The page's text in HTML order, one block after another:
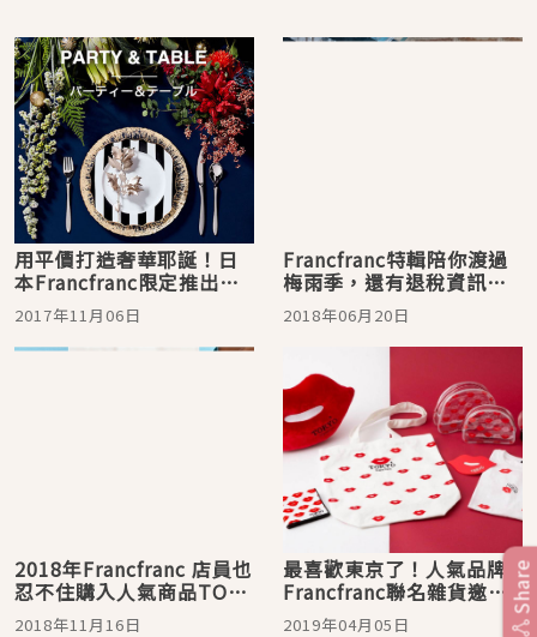
用平價打造奢華耶誕！日
本Francfranc限定推出聖
誕全系列
2017年11月06日
Francfranc特輯陪你渡過
梅雨季，還有退稅資訊一
次報你知！
2018年06月20日
2018年Francfranc 店員也
忍不住購入人氣商品TOP
10
2018年11月16日
最喜歡東京了！人氣品牌
Francfranc聯名雜貨邀你
一起「KISS,TOKYO」
2019年04月05日
Share